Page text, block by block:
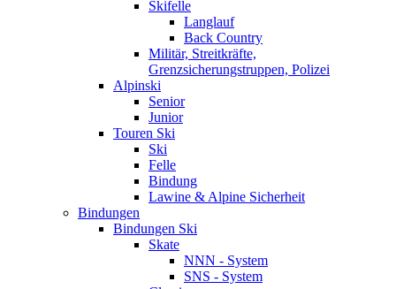
Skifelle
Langlauf
Back Country
Militär, Streitkräfte,
Grenzsicherungstruppen, Polizei
Alpinski
Senior
Junior
Touren Ski
Ski
Felle
Bindung
Lawine & Alpine Sicherheit
Bindungen
Bindungen Ski
Skate
NNN - System
SNS - System